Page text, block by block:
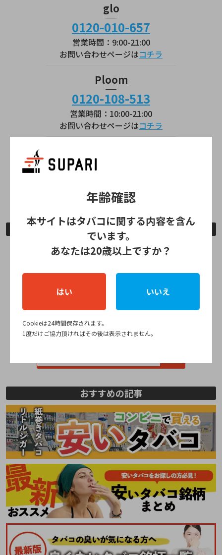
glo
0120-010-657
営業時間：9:00-21:00
お問い合わせページはコチラ
Ploom
0120-108-513
営業時間：10:00-21:00
お問い合わせページはコチラ
0120-111-041
お問い合わせページは
公式ストア情報
全国のIQOSショップ
全国のPloom Shop
おすすめの記事
年齢確認
本サイトはタバコに関する内容を含ん
でいます。
あなたは20歳以上ですか？
はい いいえ
Cookieは24時間保存されます。
1度だけご協力頂ければその後は表示されません。